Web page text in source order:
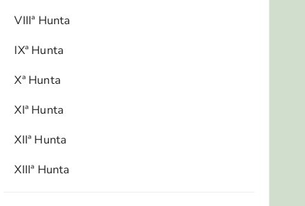
VIIIª Hunta
IXª Hunta
Xª Hunta
XIª Hunta
XIIª Hunta
XIIIª Hunta